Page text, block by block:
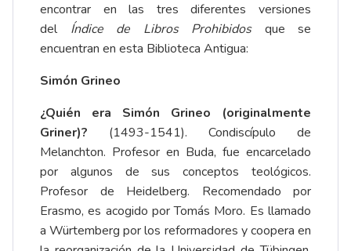
encontrar en las tres diferentes versiones
del Índice de Libros Prohibidosque se
encuentran en esta Biblioteca Antigua:
Simón Grineo
¿Quién era Simón Grineo (originalmente
Griner)? (1493-1541). Condiscípulo de
Melanchton. Profesor en Buda, fue encarcelado
por algunos de sus conceptos teológicos.
Profesor de Heidelberg. Recomendado por
Erasmo, es acogido por Tomás Moro. Es llamado
a Würtemberg por los reformadores y coopera en